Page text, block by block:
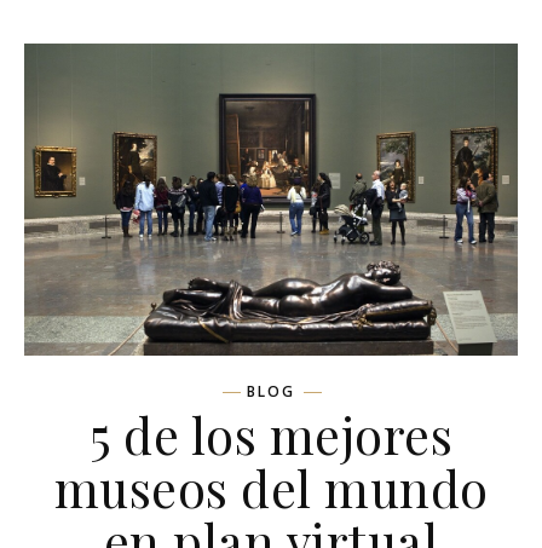
BLOG
5 de los mejores
museos del mundo